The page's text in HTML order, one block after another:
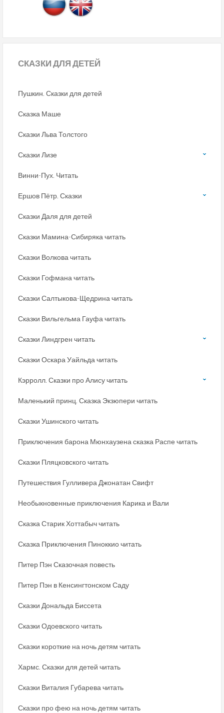
СКАЗКИДЛЯ ДЕТЕЙ
Пушкин. Сказки для детей
Сказка Маше
Сказки Льва Толстого
Сказки Лизе
Винни-Пух. Читать
Ершов Пётр. Сказки
Сказки Даля для детей
Сказки Мамина-Сибиряка читать
Сказки Волкова читать
Сказки Гофмана читать
Сказки Салтыкова-Щедрина читать
Сказки Вильгельма Гауфа читать
Сказки Линдгрен читать
Сказки Оскара Уайльда читать
Кэрролл. Сказки про Алису читать
Маленький принц. Сказка Экзюпери читать
Сказки Ушинского читать
Приключения барона Мюнхаузена сказка Распе читать
Сказки Пляцковского читать
Путешествия Гулливера Джонатан Свифт
Необыкновенные приключения Карика и Вали
Сказка Старик Хоттабыч читать
Сказка Приключения Пиноккио читать
Питер Пэн Сказочная повесть
Питер Пэн в Кенсингтонском Саду
Сказки Дональда Биссета
Сказки Одоевского читать
Сказки короткие на ночь детям читать
Хармс. Сказки для детей читать
Сказки Виталия Губарева читать
Сказки про фею на ночь детям читать